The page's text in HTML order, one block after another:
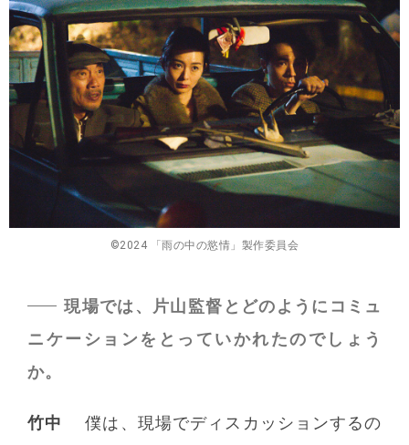
©2024 「雨の中の慾情」製作委員会
現場では、片山監督とどのようにコミュ
ニケーションをとっていかれたのでしょう
か。
竹中
僕は、現場でディスカッションするの